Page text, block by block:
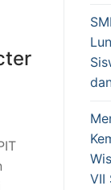
VII